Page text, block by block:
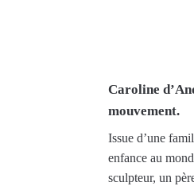
Caroline
mouvement.
Issue d’une
enfance au
sculpteur, un